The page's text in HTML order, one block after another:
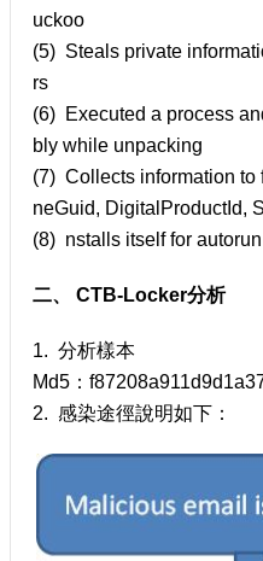
uckoo
(5) Steals private
rs
(6) Executed a process
bly while unpacking
(7) Collects information to
neGuid, DigitalProductId,
(8) nstalls itself for
二、 CTB-Locker分析
1. 分析樣本
Md5：
2. 感染途徑說明如下：